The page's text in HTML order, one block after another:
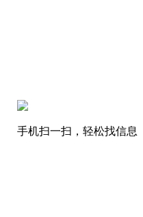
手机扫一扫，轻松找信息